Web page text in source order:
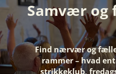
Samvær og
Find nærvær og
rammer – hvad
strikkeklub,